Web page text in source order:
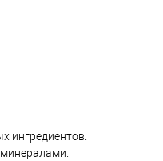
ингредиентов.